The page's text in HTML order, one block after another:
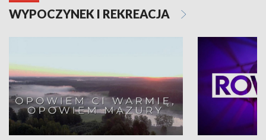
WYPOCZYNEK I REKREACJA